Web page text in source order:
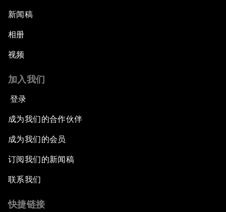
新闻稿
相册
视频
加入我们
登录
成为我们的合作伙伴
成为我们的会员
订阅我们的新闻稿
联系我们
快捷链接